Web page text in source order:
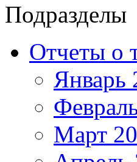
Подразделы
Отчеты о
Январь
Март